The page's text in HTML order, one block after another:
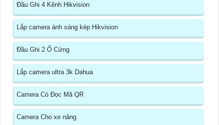
Đầu Ghi 4 Kênh Hikvision
Lắp camera ánh sáng kép Hikvision
Đầu Ghi 2 Ổ Cứng
Lắp camera ultra 3k Dahua
Camera Có Đọc Mã QR
Camera Cho xe nâng